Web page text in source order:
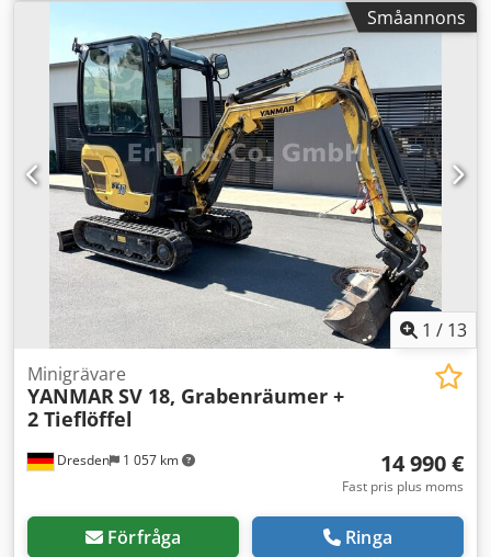
Fullständig rördragning/anslutningar för
hammare/grip/sax Larvband/drivning ca 60-70%
Snabbväxel Driftsvikt ca 3700 kg Omedelbart klar för
användning Leverans möjlig Finansiering möjlig Besök
gärna vår hemsida: ----
tyska/engelska/serbiska/kroatiska/bosniska/bulgarska.....
Goran tyska/engelska/p?????/?????..... Roman Vi hjälper dig
gärna med finansiering eller leasing Försäljning till EU:
netto vid uppvisande av företagsdokument och moms/VAT-
nummer Momsdeposition 2 000 € Våra tjänster för dig: -
Tullskyltar - Exportdokument och EUR1 - Transport världen
över - Övernattningsmöjligheter - Transfer från München
flygplats eller Passau järnvägsstation
Småannons
1 / 13
Dresden 1 057 km
Minigrävare
YANMARSV 18, Grabenräumer +
2 Tieflöffel
14 990 €
Fast pris plus moms
Förfråga Ringa